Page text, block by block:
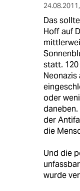
24.08.2011,
Das
Hoff auf
statt. 120
oder
der
die
Und die
wurde